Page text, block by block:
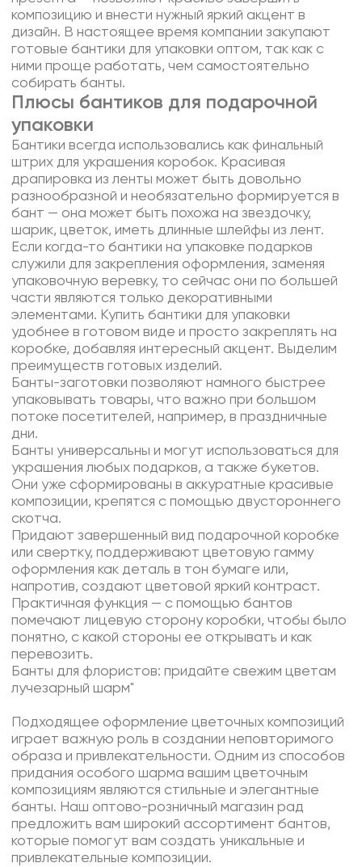
композицию и внести нужный яркий акцент в
дизайн. В настоящее время компании закупают
готовые бантики для упаковки оптом, так как с
ними проще работать, чем самостоятельно
собирать банты.
Плюсы бантиков для подарочной
упаковки
Бантики всегда использовались как финальный
штрих для украшения коробок. Красивая
драпировка из ленты может быть довольно
разнообразной и необязательно формируется в
бант — она может быть похожа на звездочку,
шарик, цветок, иметь длинные шлейфы из лент.
Если когда-то бантики на упаковке подарков
служили для закрепления оформления, заменяя
упаковочную веревку, то сейчас они по большей
части являются только декоративными
элементами. Купить бантики для упаковки
удобнее в готовом виде и просто закреплять на
коробке, добавляя интересный акцент. Выделим
преимуществ готовых изделий.
Банты-заготовки позволяют намного быстрее
упаковывать товары, что важно при большом
потоке посетителей, например, в праздничные
дни.
Банты универсальны и могут использоваться для
украшения любых подарков, а также букетов.
Они уже сформированы в аккуратные красивые
композиции, крепятся с помощью двустороннего
скотча.
Придают завершенный вид подарочной коробке
или свертку, поддерживают цветовую гамму
оформления как деталь в тон бумаге или,
напротив, создают цветовой яркий контраст.
Практичная функция — с помощью бантов
помечают лицевую сторону коробки, чтобы было
понятно, с какой стороны ее открывать и как
перевозить.
Банты для флористов: придайте свежим цветам
лучезарный шарм"
Подходящее оформление цветочных композиций
играет важную роль в создании неповторимого
образа и привлекательности. Одним из способов
придания особого шарма вашим цветочным
композициям являются стильные и элегантные
банты. Наш оптово-розничный магазин рад
предложить вам широкий ассортимент бантов,
которые помогут вам создать уникальные и
привлекательные композиции.